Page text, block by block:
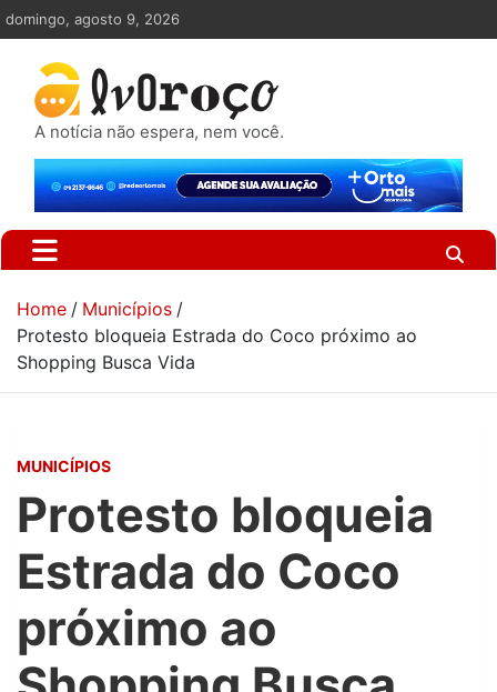
Skip
to
content
domingo, agosto 9, 2026
A notícia não espera, nem você.
Home
Municípios
Protesto bloqueia Estrada do Coco próximo ao
Shopping Busca Vida
MUNICÍPIOS
Protesto bloqueia
Estrada do Coco
próximo ao